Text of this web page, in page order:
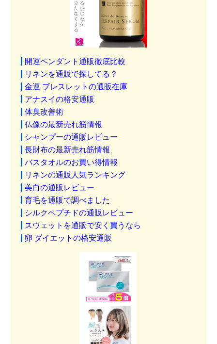
開運ペンダント通販徹底比較
リネンを通販で探してる？
金運 ブレスレットの通販在庫
アナスイの格安通販
体臭改善術
仏像の最新売れ筋情報
シャンプーの通販レビュー
長財布の最新売れ筋情報
バスタオルのお買い得情報
リネンの通販人気ランキング
美白の通販レビュー
育毛を通販で調べました
シルクペプチドの通販レビュー
スウェットを通販で安く買うなら
卵 ダイエットの格安通販